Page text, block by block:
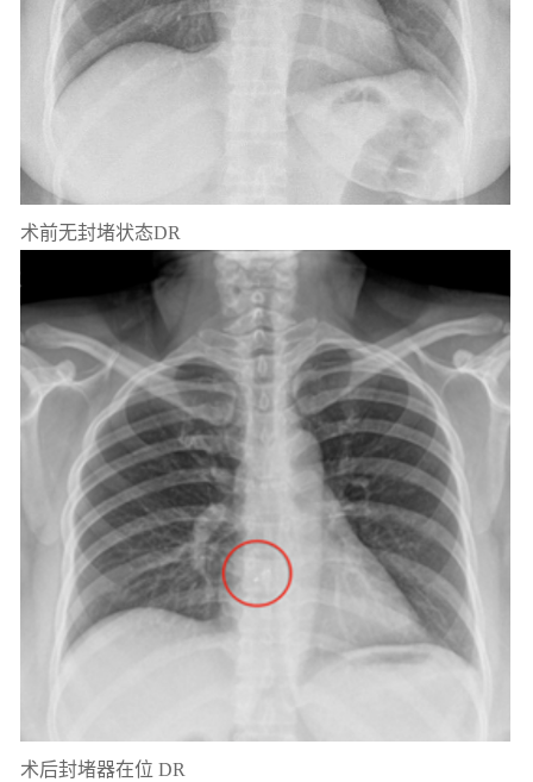
术前无封堵状态DR
术后封堵器在位 DR